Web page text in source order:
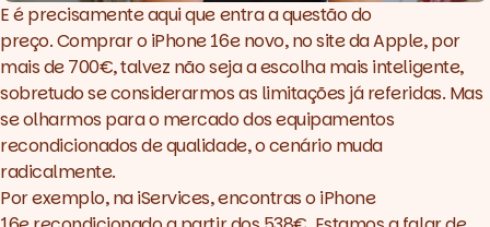
E é precisamente aqui que entra a questão do
preço. Comprar o iPhone 16e novo, no site da Apple, por
mais de 700€, talvez não seja a escolha mais inteligente,
sobretudo se considerarmos as limitações já referidas. Mas
se olharmos para o mercado dos equipamentos
recondicionados de qualidade, o cenário muda
radicalmente.
Por exemplo, na iServices, encontras oiPhone